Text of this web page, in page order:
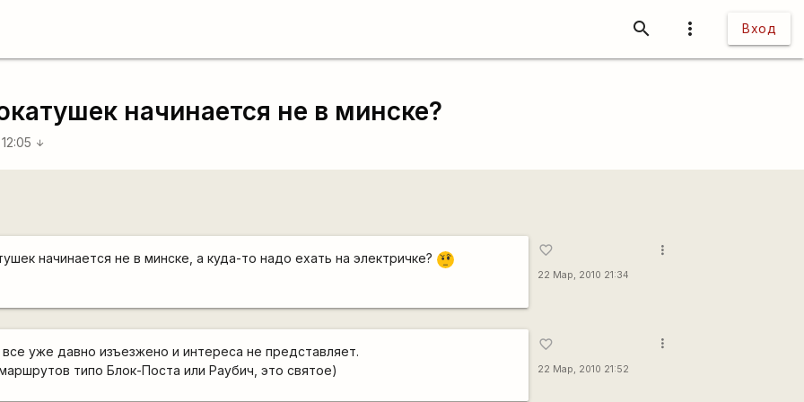
more_vert Вход
search
начинается не в минске?
arrow_downward
начинается не в минске, а куда-то надо ехать на электричке? ???
favorite_border
22 Мар, 2010 21:34
more_vert
уже давно изъезжено и интереса не представляет.
типо Блок-Поста или Раубич, это святое)
favorite_border
22 Мар, 2010 21:52
more_vert